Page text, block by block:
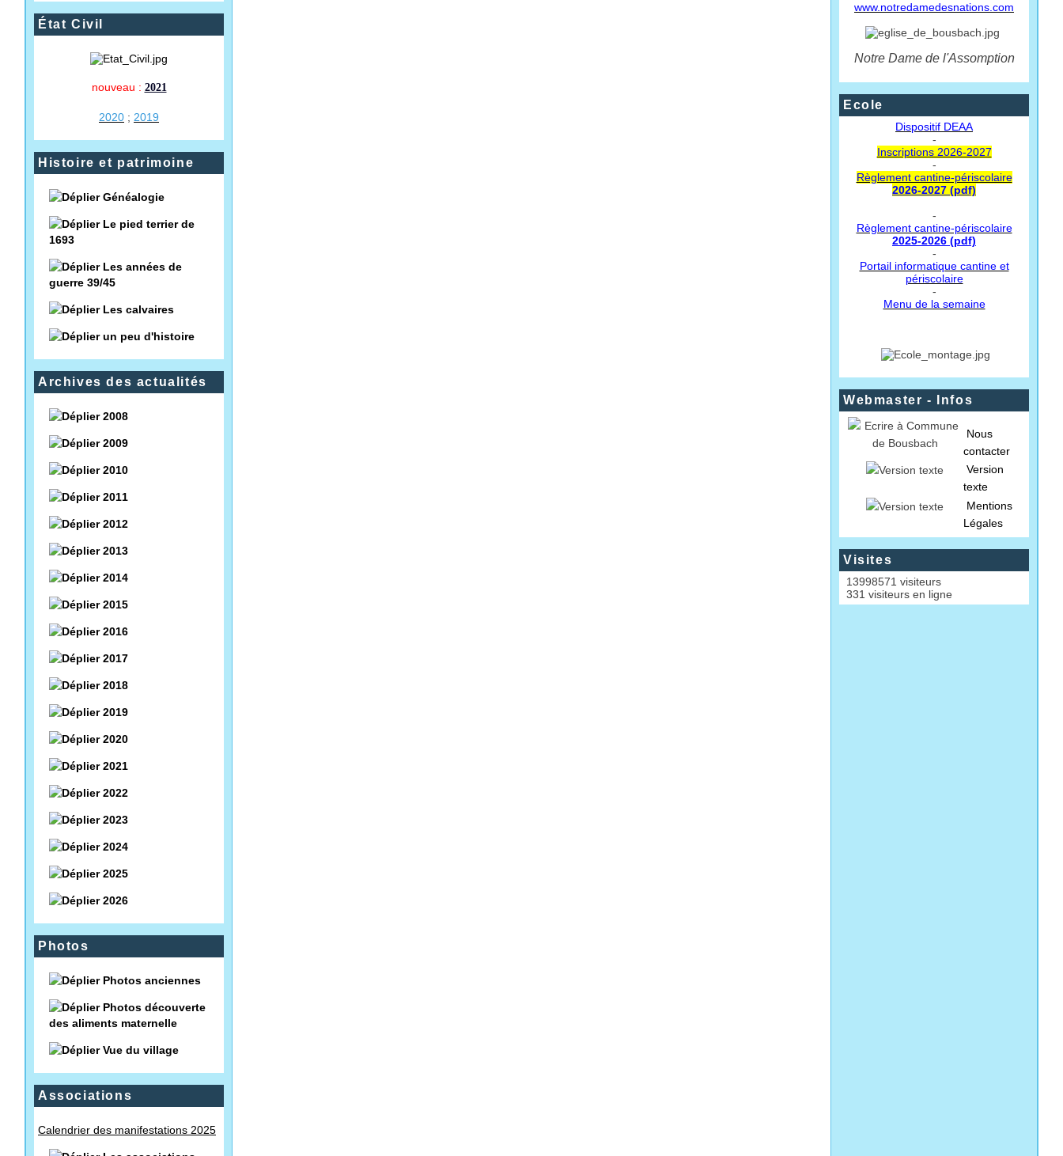
État Civil
nouveau : 2021
2020 ; 2019
Histoire et patrimoine
Généalogie
Le pied terrier de
1693
Les années de
guerre 39/45
Les calvaires
un peu d'histoire
Archives des actualités
2008
2009
2010
2011
2012
2013
2014
2015
2016
2017
2018
2019
2020
2021
2022
2023
2024
2025
2026
Photos
Photos anciennes
Photos découverte
des aliments maternelle
Vue du village
Associations
Calendrier des manifestations 2025
www.notredamedesnations.com
Notre Dame de l'Assomption
Ecole
Dispositif DEAA
-
Inscriptions 2026-2027
-
Règlement cantine-périscolaire
2026-2027 (pdf)
-
Règlement cantine-périscolaire
2025-2026 (pdf)
-
Portail informatique cantine et
périscolaire
-
Menu de la semaine
Webmaster - Infos
Nous
contacter
Version
texte
Mentions
Légales
Visites
13998571 visiteurs
331 visiteurs en ligne